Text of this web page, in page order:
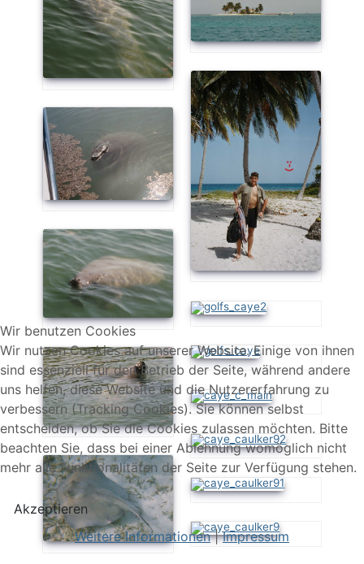
Wir benutzen Cookies
Wir nutzen Cookies auf unserer Website. Einige von ihnen
sind essenziell für den Betrieb der Seite, während andere
uns helfen, diese Website und die Nutzererfahrung zu
verbessern (Tracking Cookies). Sie können selbst
entscheiden, ob Sie die Cookies zulassen möchten. Bitte
beachten Sie, dass bei einer Ablehnung womöglich nicht
mehr alle Funktionalitäten der Seite zur Verfügung stehen.
Akzeptieren
Weitere Informationen|Impressum